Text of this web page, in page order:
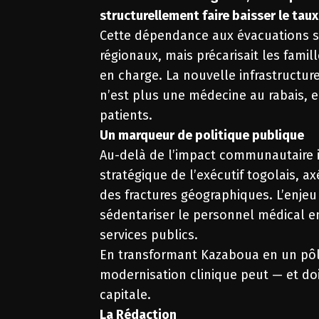
structurellement faire baisser le
Cette dépendance aux
régionaux, mais précarisait les
en charge. La nouvelle
n’est plus une médecine au
patients.
Un marqueur de politique publique
Au-delà de l’impact
stratégique de l’exécutif togolais,
des fractures géographiques.
sédentariser le personnel médical
services publics.
En transformant Kazaboua en un
modernisation clinique peut — et
capitale.
La Rédaction